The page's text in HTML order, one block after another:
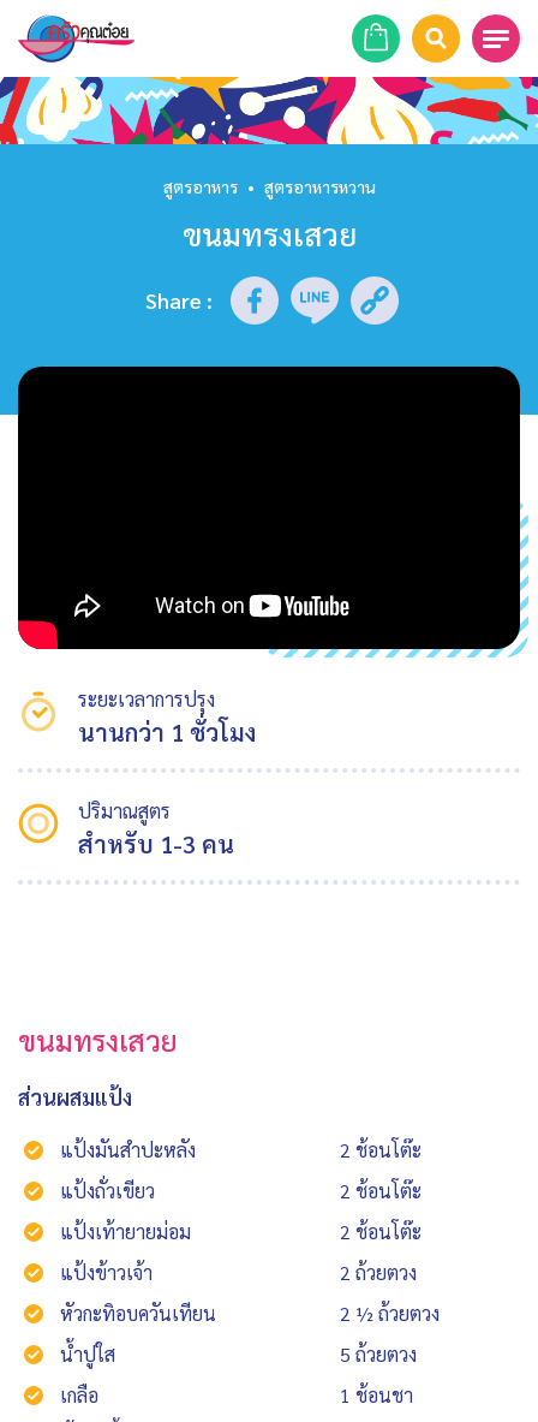
หน้าแรก
รายการย้อนหลัง
สูตรอาหาร • สูตรอาหารหวาน
ขนมทรงเสวย
Share :
ระยะเวลาการปรุง
นานกว่า 1 ชั่วโมง
ปริมาณสูตร
สำหรับ 1-3 คน
ขนมทรงเสวย
ส่วนผสมแป้ง
แป้งมันสำปะหลัง
2 ช้อนโต๊ะ
แป้งถั่วเขียว
2 ช้อนโต๊ะ
แป้งเท้ายายม่อม
2 ช้อนโต๊ะ
แป้งข้าวเจ้า
2 ถ้วยตวง
หัวกะทิอบควันเทียน
2 ½ ถ้วยตวง
น้ำปูใส
5 ถ้วยตวง
เกลือ
1 ช้อนชา